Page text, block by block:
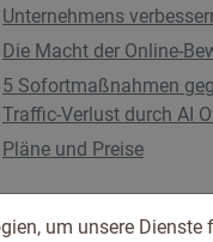
Unternehmens
Die Macht der Online-
5 Sofortmaßnahmen
Traffic-Verlust durch AI
Pläne und Preise
um unsere Dienste